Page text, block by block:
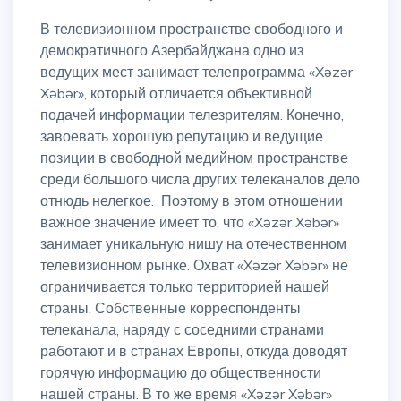
В телевизионном пространстве свободного и
демократичного Азербайджана одно из
ведущих мест занимает телепрограмма «Xəzər
Xəbər», который отличается объективной
подачей информации телезрителям. Конечно,
завоевать хорошую репутацию и ведущие
позиции в свободной медийном пространстве
среди большого числа других телеканалов дело
отнюдь нелегкое. Поэтому в этом отношении
важное значение имеет то, что «Xəzər Xəbər»
занимает уникальную нишу на отечественном
телевизионном рынке. Охват «Xəzər Xəbər» не
ограничивается только территорией нашей
страны. Собственные корреспонденты
телеканала, наряду с соседними странами
работают и в странах Европы, откуда доводят
горячую информацию до общественности
нашей страны. В то же время «Xəzər Xəbər»